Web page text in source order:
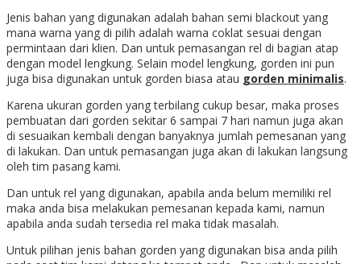
Jenis bahan yang digunakan adalah bahan semi blackout yang
mana warna yang di pilih adalah warna coklat sesuai dengan
permintaan dari klien. Dan untuk pemasangan rel di bagian atap
dengan model lengkung. Selain model lengkung, gorden ini pun
juga bisa digunakan untuk gorden biasa atau gorden minimalis.
Karena ukuran gorden yang terbilang cukup besar, maka proses
pembuatan dari gorden sekitar 6 sampai 7 hari namun juga akan
di sesuaikan kembali dengan banyaknya jumlah pemesanan yang
di lakukan. Dan untuk pemasangan juga akan di lakukan langsung
oleh tim pasang kami.
Dan untuk rel yang digunakan, apabila anda belum memiliki rel
maka anda bisa melakukan pemesanan kepada kami, namun
apabila anda sudah tersedia rel maka tidak masalah.
Untuk pilihan jenis bahan gorden yang digunakan bisa anda pilih